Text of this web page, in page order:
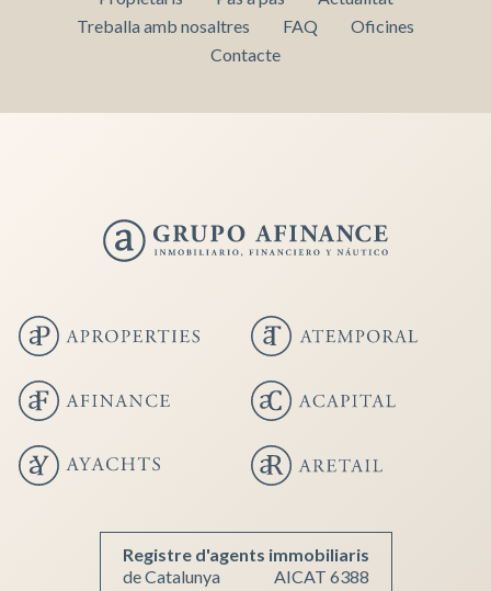
Treballa amb nosaltres
FAQ
Oficines
Contacte
Registre d'agents immobiliaris
de Catalunya
AICAT 6388